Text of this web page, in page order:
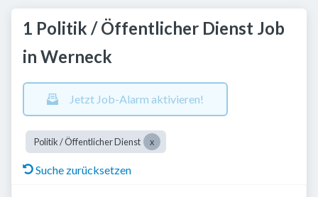
1 Politik / Öffentlicher Dienst Job
in Werneck
Jetzt Job-Alarm aktivieren!
Politik / Öffentlicher Dienst
Suche zurücksetzen